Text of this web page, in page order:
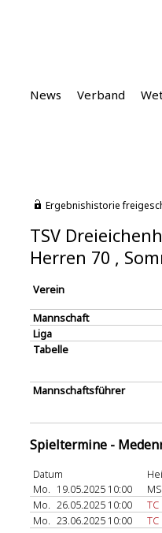
News Verband
Ergebnishistorie
TSV
Herren 70 ,
Verein
Mannschaft
Liga
Tabelle
Mannschaftsführer
Spieltermine -
Datum
Mo. 19.05.2025 10:00
Mo. 26.05.2025 10:00
Mo. 23.06.2025 10:00